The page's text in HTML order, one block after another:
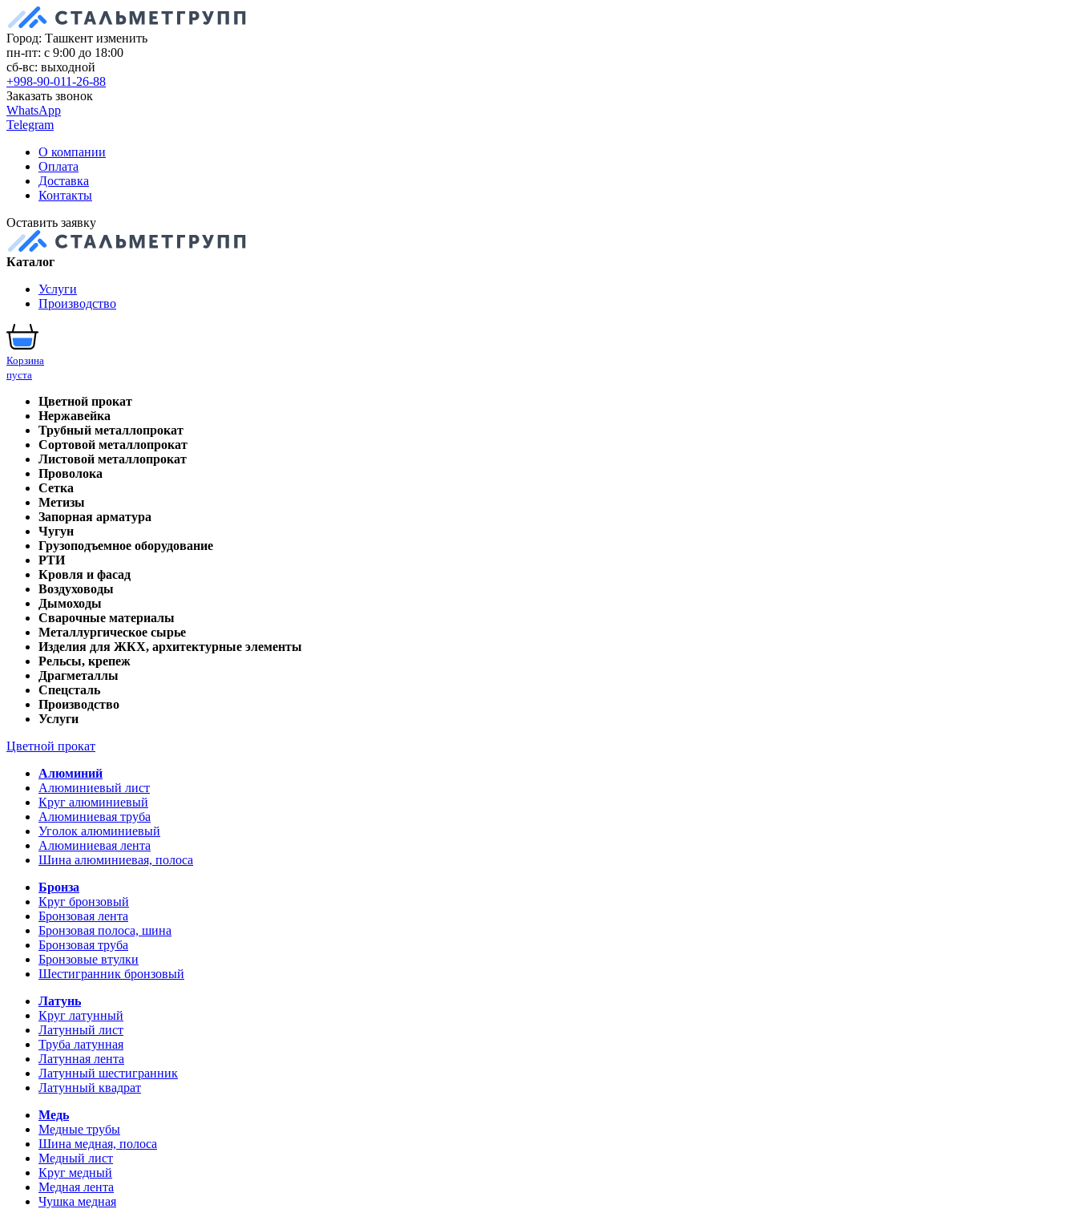
Город: Ташкент изменить
пн-пт: с 9:00 до 18:00
сб-вс: выходной
+998-90-011-26-88
Заказать звонок
WhatsApp
Telegram
О компании
Оплата
Доставка
Контакты
Оставить заявку
Каталог
Услуги
Производство
Корзина
пуста
Цветной прокат
Нержавейка
Трубный металлопрокат
Сортовой металлопрокат
Листовой металлопрокат
Проволока
Сетка
Метизы
Запорная арматура
Чугун
Грузоподъемное оборудование
РТИ
Кровля и фасад
Воздуховоды
Дымоходы
Сварочные материалы
Металлургическое сырье
Изделия для ЖКХ, архитектурные элементы
Рельсы, крепеж
Драгметаллы
Спецсталь
Производство
Услуги
Цветной прокат
Алюминий
Алюминиевый лист
Круг алюминиевый
Алюминиевая труба
Уголок алюминиевый
Алюминиевая лента
Шина алюминиевая, полоса
Бронза
Круг бронзовый
Бронзовая лента
Бронзовая полоса, шина
Бронзовая труба
Бронзовые втулки
Шестигранник бронзовый
Латунь
Круг латунный
Латунный лист
Труба латунная
Латунная лента
Латунный шестигранник
Латунный квадрат
Медь
Медные трубы
Шина медная, полоса
Медный лист
Круг медный
Медная лента
Чушка медная